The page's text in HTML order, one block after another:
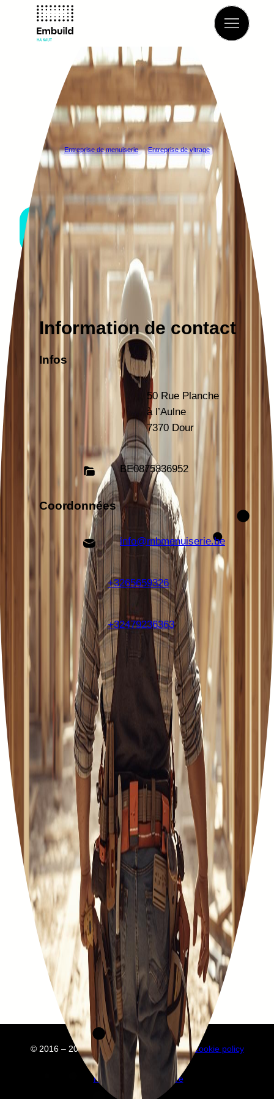
Retour à l’annuaire
Entreprise de menuiserie Entreprise de vitrage
BAUDOUIN BERIOT
Information de contact
Infos
50 Rue Planche
à l’Aulne
7370 Dour
BE0875836952
Coordonnées
info@mbmenuiserie.be
+3265659326
+32479236363
© 2016 – 2025 Embuild À propos de nous Cookie policy
Privacy policy Annuaire